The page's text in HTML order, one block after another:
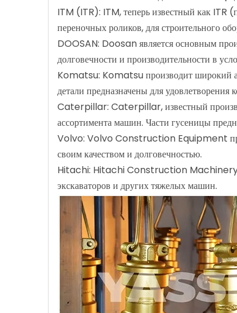
ITM (ITR): ITM, теперь известный как ITR
переночных роликов, для строительного
DOOSAN: Doosan является основным
долговечности и производительности в
Komatsu: Komatsu производит широкий
детали предназначены для
Caterpillar: Caterpillar, известный
ассортимента машин. Части гусеницы
Volvo: Volvo Construction Equipment
своим качеством и долговечностью.
Hitachi: Hitachi Construction Machinery -
экскаваторов и других тяжелых машин.